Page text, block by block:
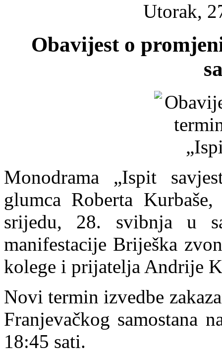
Utorak,
Obavijest o
Monodrama „Ispit
glumca Roberta
srijedu, 28. svibnja u
manifestacije Briješka
kolege i prijatelja Andrije
Novi termin izvedbe
Franjevačkog samostana
18:45 sati.